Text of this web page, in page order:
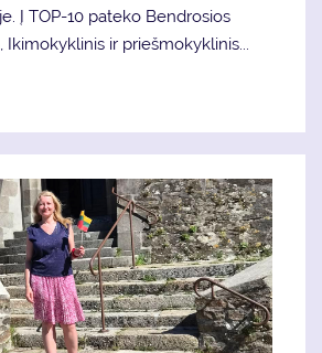
Į TOP-10 pateko Bendrosios
ir priešmokyklinis...